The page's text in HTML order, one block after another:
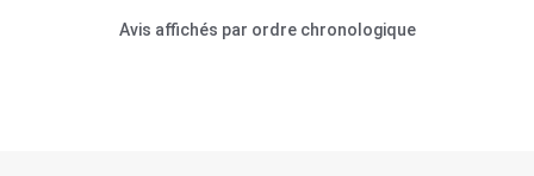
Avis affichés par ordre chronologique